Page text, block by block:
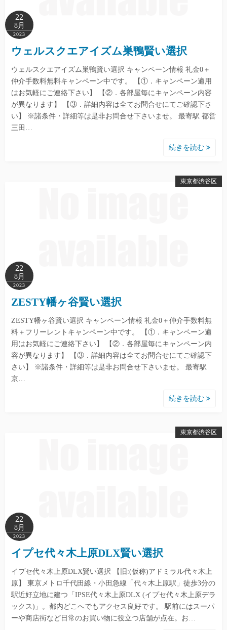
22
8月
2023
ウェルスクエアイズム巣鴨賢い選択
ウェルスクエアイズム巣鴨賢い選択 キャンペーン情報 礼金0＋
仲介手数料無料キャンペーン中です。 【①．キャンペーン適用
はお気軽にご連絡下さい】 【②．各部屋毎にキャンペーン内容
が異なります】 【③．詳細内容は全てお問合せにてご確認下さ
い】 ※諸条件・詳細等は是非お問合せ下さいませ。 最寄駅 都営
三田…
続きを読む
東京都渋谷区
22
8月
2023
ZESTY幡ヶ谷賢い選択
ZESTY幡ヶ谷賢い選択 キャンペーン情報 礼金0＋仲介手数料無
料＋フリーレントキャンペーン中です。 【①．キャンペーン適
用はお気軽にご連絡下さい】 【②．各部屋毎にキャンペーン内
容が異なります】 【③．詳細内容は全てお問合せにてご確認下
さい】 ※諸条件・詳細等は是非お問合せ下さいませ。 最寄駅
京…
続きを読む
東京都渋谷区
22
8月
2023
イプセ代々木上原DLX賢い選択
イプセ代々木上原DLX賢い選択 【旧:(仮称)アドミラル代々木上
原】 東京メトロ千代田線・小田急線「代々木上原駅」徒歩3分の
駅近好立地に建つ「IPSE代々木上原DLX (イプセ代々木上原デラ
ックス)」。都内どこへでもアクセス良好です。 駅前にはスーパ
ーや商店街など日常のお買い物に役立つ店舗が点在。お…